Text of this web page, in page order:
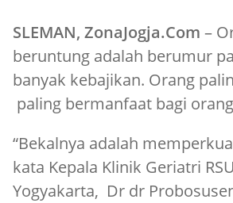
SLEMAN, ZonaJogja.Com –
beruntung adalah berumur
banyak kebajikan. Orang
paling bermanfaat bagi
“Bekalnya adalah
kata Kepala Klinik Geriatri
Yogyakarta, Dr dr